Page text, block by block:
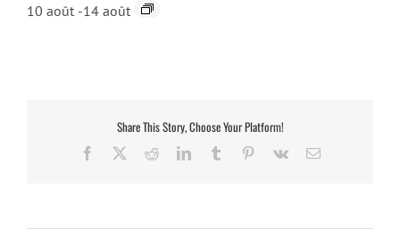
10 août -14 août
Share This Story, Choose Your Platform!
Facebook RedditLinkedInTumblr Pinterest
Vk Email